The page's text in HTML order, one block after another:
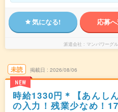
気になる! 応募
派遣会社 マンパワーグ
未読
NEW
掲載日 2026/08/06
時給1330円＊【あんし
の入力！残業少なめ！